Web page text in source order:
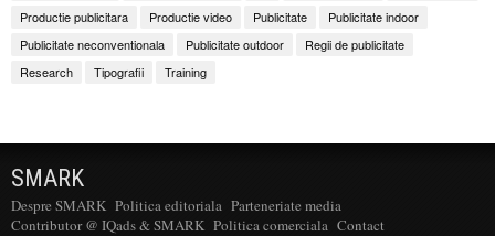
Productie publicitara
Productie video Publicitate
Publicitate indoor
Publicitate neconventionala
Publicitate outdoor
Regii de publicitate
Research
Tipografii Training
SMARK
Despre SMARK Politica editoriala Parteneriate media
Contributor @ IQads & SMARK Politica comerciala Contact